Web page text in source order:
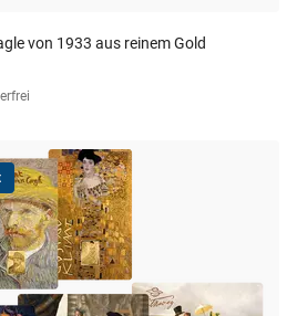
von 1933 aus reinem Gold